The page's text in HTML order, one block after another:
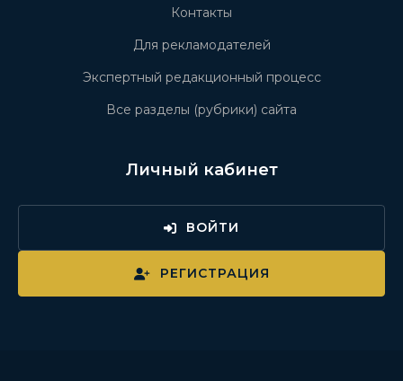
Контакты
Для рекламодателей
Экспертный редакционный процесс
Все разделы (рубрики) сайта
Личный кабинет
ВОЙТИ
РЕГИСТРАЦИЯ